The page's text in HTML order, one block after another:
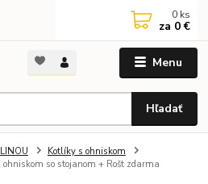
Menu
Hľadať
0 ks
za 0 €
Kotlíky s ohniskom
so stojanom + Rošt zdarma